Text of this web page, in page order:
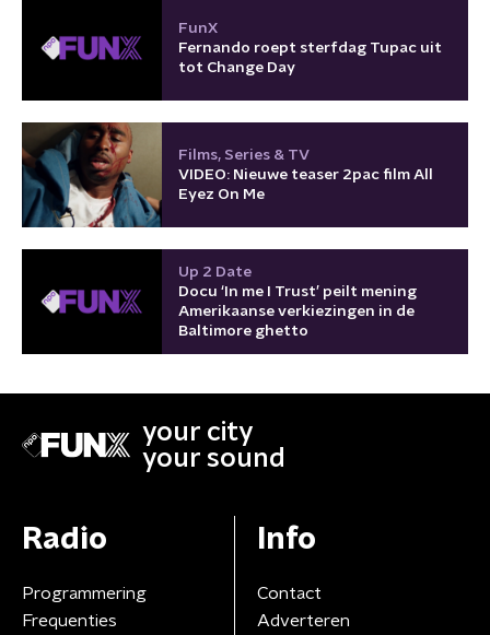
FunX
Fernando roept sterfdag Tupac uit
tot Change Day
Films, Series & TV
VIDEO: Nieuwe teaser 2pac film All
Eyez On Me
Up 2 Date
Docu ‘In me I Trust’ peilt mening
Amerikaanse verkiezingen in de
Baltimore ghetto
your city
your sound
Radio
Programmering
Frequenties
Info
Contact
Adverteren